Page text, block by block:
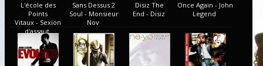
L'école des
Points
Vitaux - Sexion
d'assaut
Sans Dessus 2
Soul - Monsieur
Nov
Disiz The
End - Disiz
Once Again - John
Legend